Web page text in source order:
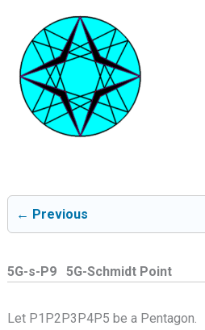
inhoud
← Previous
5G-s-P9 5G-Schmidt Point
Let P1P2P3P4P5 be a Pentagon.